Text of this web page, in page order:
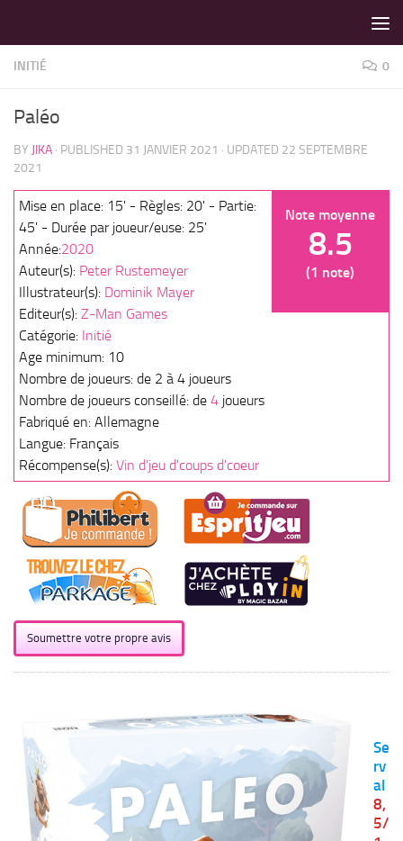
INITIÉ 0
Paléo
BY JIKA · PUBLISHED 31 JANVIER 2021 · UPDATED 22 SEPTEMBRE
2021
Note moyenne
8.5
(1 note)
Mise en place: 15' - Règles: 20' - Partie:
45' - Durée par joueur/euse: 25'
Année:2020
Auteur(s): Peter Rustemeyer
Illustrateur(s): Dominik Mayer
Editeur(s): Z-Man Games
Catégorie: Initié
Age minimum: 10
Nombre de joueurs: de 2 à 4 joueurs
Nombre de joueurs conseillé: de 4 joueurs
Fabriqué en: Allemagne
Langue: Français
Récompense(s): Vin d'jeu d'coups d'coeur
Soumettre votre propre avis
Se
rv
al
8,
5/